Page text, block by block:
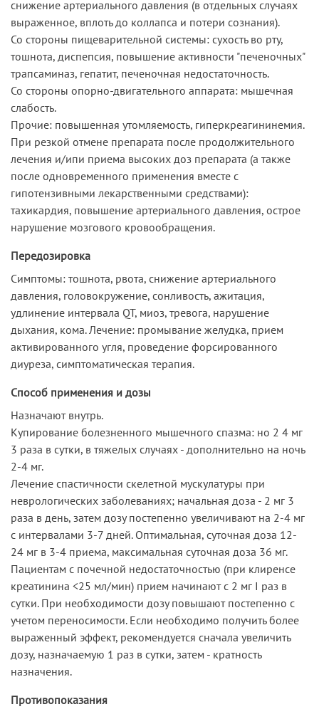
снижение артериального давления (в отдельных случаях
выраженное, вплоть до коллапса и потери сознания).
Со стороны пищеварительной системы: сухость во рту,
тошнота, диспепсия, повышение активности "печеночных"
трапсаминаз, гепатит, печеночная недостаточность.
Со стороны опорно-двигательного аппарата: мышечная
слабость.
Прочие: повышенная утомляемость, гиперкреагининемия.
При резкой отмене препарата после продолжительного
лечения и/ипи приема высоких доз препарата (а также
после одновременного применения вместе с
гипотензивными лекарственными средствами):
тахикардия, повышение артериального давления, острое
нарушение мозгового кровообращения.
Передозировка
Симптомы: тошнота, рвота, снижение артериального
давления, головокружение, сонливость, ажитация,
удлинение интервала QT, миоз, тревога, нарушение
дыхания, кома. Лечение: промывание желудка, прием
активированного угля, проведение форсированного
диуреза, симптоматическая терапия.
Способ применения и дозы
Назначают внутрь.
Купирование болезненного мышечного спазма: но 2 4 мг
3 раза в сутки, в тяжелых случаях - дополнительно на ночь
2-4 мг.
Лечение спастичности скелетной мускулатуры при
неврологических заболеваниях; начальная доза - 2 мг 3
раза в день, затем дозу постепенно увеличивают на 2-4 мг
с интервалами 3-7 дней. Оптимальная, суточная доза 12-
24 мг в 3-4 приема, максимальная суточная доза 36 мг.
Пациентам с почечной недостаточностью (при клиренсе
креатинина <25 мл/мин) прием начинают с 2 мг I раз в
сутки. При необходимости дозу повышают постепенно с
учетом переносимости. Если необходимо получить более
выраженный эффект, рекомендуется сначала увеличить
дозу, назначаемую 1 раз в сутки, затем - кратность
назначения.
Противопоказания